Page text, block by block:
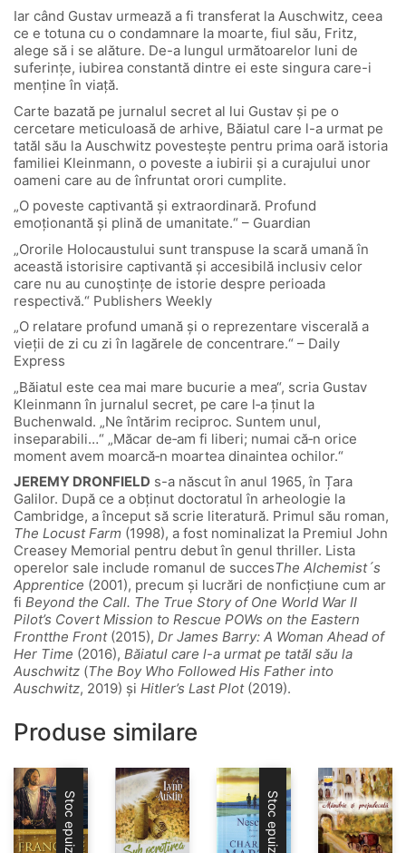
Iar când Gustav urmează a fi transferat la Auschwitz, ceea
ce e totuna cu o condamnare la moarte, fiul său, Fritz,
alege să i se alăture. De-a lungul următoarelor luni de
suferinţe, iubirea constantă dintre ei este singura care-i
menţine în viaţă.
Carte bazată pe jurnalul secret al lui Gustav şi pe o
cercetare meticuloasă de arhive, Băiatul care l-a urmat pe
tatăl său la Auschwitz povesteşte pentru prima oară istoria
familiei Kleinmann, o poveste a iubirii şi a curajului unor
oameni care au de înfruntat orori cumplite.
„O poveste captivantă și extraordinară. Profund
emoționantă și plină de umanitate.“ – Guardian
„Ororile Holocaustului sunt transpuse la scară umană în
această istorisire captivantă și accesibilă inclusiv celor
care nu au cunoștințe de istorie despre perioada
respectivă.“ Publishers Weekly
„O relatare profund umană și o reprezentare viscerală a
vieții de zi cu zi în lagărele de concentrare.“ – Daily
Express
„Băiatul este cea mai mare bucurie a mea“, scria Gustav
Kleinmann în jurnalul secret, pe care l‑a ținut la
Buchenwald. „Ne întărim reciproc. Suntem unul,
inseparabili…“ „Măcar de‑am fi liberi; numai că‑n orice
moment avem moarcă‑n moartea dinaintea ochilor.“
JEREMY DRONFIELD s-a născut în anul 1965, în Țara
Galilor. După ce a obținut doctoratul în arheologie la
Cambridge, a început să scrie literatură. Primul său roman,
The Locust Farm (1998), a fost nominalizat la Premiul John
Creasey Memorial pentru debut în genul thriller. Lista
operelor sale include romanul de succesThe Alchemist´s
Apprentice (2001), precum și lucrări de nonficțiune cum ar
fi Beyond the Call. The True Story of One World War II
Pilot’s Covert Mission to Rescue POWs on the Eastern
Frontthe Front(2015), Dr James Barry: A Woman Ahead of
Her Time (2016), Băiatul care l-a urmat pe tatăl său la
Auschwitz (The Boy Who Followed His Father into
Auschwitz, 2019) și Hitler’s Last Plot(2019).
Produse similare
Stoc epuizat Stoc epuizat